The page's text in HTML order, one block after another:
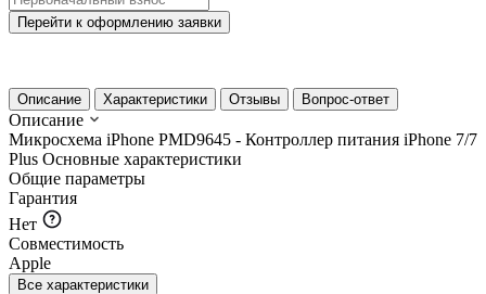
Перейти к оформлению заявки
Описание Характеристики Отзывы Вопрос-ответ
Описание
Микросхема iPhone PMD9645 - Контроллер питания iPhone 7/7
Plus Основные характеристики
Общие параметры
Гарантия
Нет
Совместимость
Apple
Все характеристики